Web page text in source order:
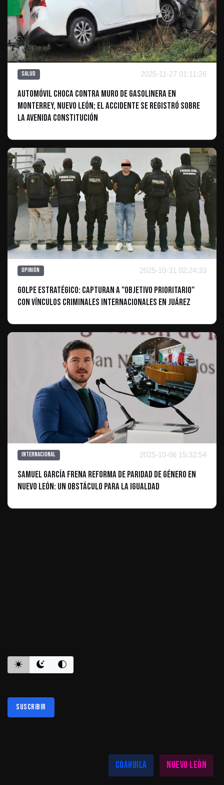
Salud 2025-11-27 01:11:26
Automóvil choca contra muro de gasolinera en
Monterrey, Nuevo León; El accidente se registró sobre
la avenida Constitución
Opinión 2025-10-31 02:24:33
Golpe Estratégico: Capturan a "Objetivo Prioritario"
con Vínculos Criminales Internacionales en Juárez
Internacional 2025-10-06 15:32:54
Samuel García Frena Reforma de Paridad de Género en
Nuevo León: Un Obstáculo para la Igualdad
Suscribir
Coahuila
Nuevo León